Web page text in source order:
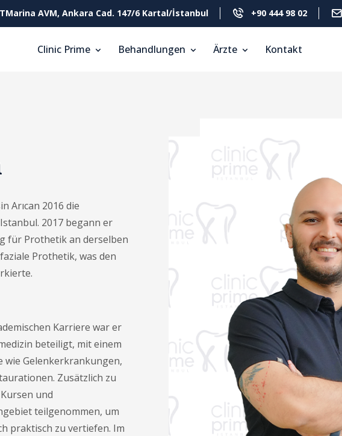
AVM, Ankara Cad. 147/6 Kartal/İstanbul +90 444 98 02
Clinic Prime Behandlungen Ärzte Kontakt
Arıcan 2016 die
2017 begann er
für Prothetik an derselben
Prothetik, was den
Karriere war er
beteiligt, mit einem
wie Gelenkerkrankungen,
Zusätzlich zu
und
teilgenommen, um
praktisch zu vertiefen. Im